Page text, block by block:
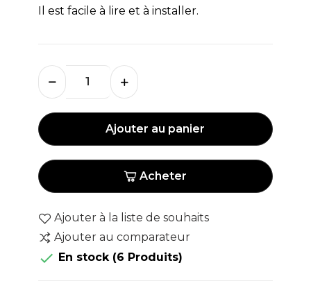
Il est facile à lire et à installer.
Ajouter au panier
Acheter
Ajouter à la liste de souhaits
Ajouter au comparateur
 En stock (6 Produits)